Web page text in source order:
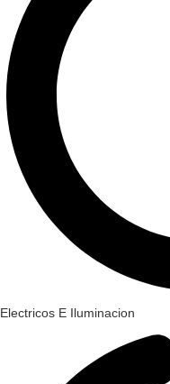
Electricos E Iluminacion